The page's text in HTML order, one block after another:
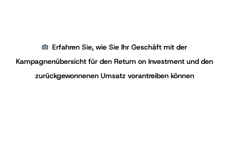
Erfahren Sie, wie Sie Ihr Geschäft mit der
Kampagnenübersicht für den Return on Investment und den
zurückgewonnenen Umsatz vorantreiben können